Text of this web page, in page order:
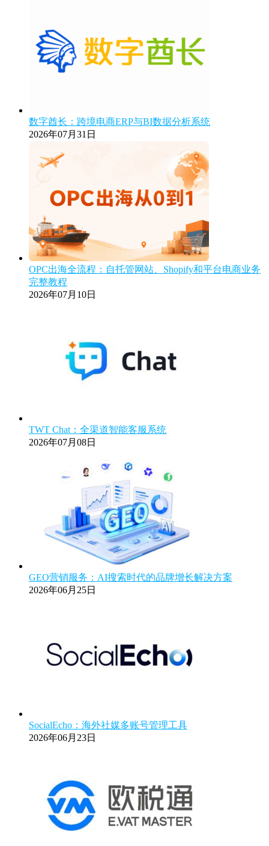
数字酋长：跨境电商ERP与BI数据分析系统
2026年07月31日
OPC出海全流程：自托管网站、Shopify和平台电商业务
完整教程
2026年07月10日
TWT Chat：全渠道智能客服系统
2026年07月08日
GEO营销服务：AI搜索时代的品牌增长解决方案
2026年06月25日
SocialEcho：海外社媒多账号管理工具
2026年06月23日